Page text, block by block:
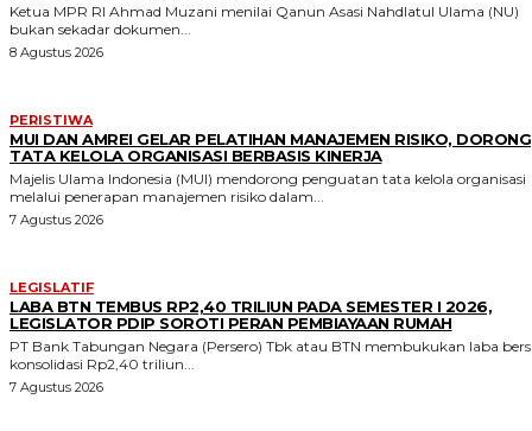
Ketua MPR RI Ahmad Muzani menilai Qanun Asasi Nahdlatul Ulama (NU)
bukan sekadar dokumen...
8 Agustus 2026
PERISTIWA
MUI DAN AMREI GELAR PELATIHAN MANAJEMEN RISIKO, DORONG
TATA KELOLA ORGANISASI BERBASIS KINERJA
Majelis Ulama Indonesia (MUI) mendorong penguatan tata kelola organisasi
melalui penerapan manajemen risiko dalam...
7 Agustus 2026
LEGISLATIF
LABA BTN TEMBUS RP2,40 TRILIUN PADA SEMESTER I 2026,
LEGISLATOR PDIP SOROTI PERAN PEMBIAYAAN RUMAH
PT Bank Tabungan Negara (Persero) Tbk atau BTN membukukan laba
konsolidasi Rp2,40 triliun...
7 Agustus 2026